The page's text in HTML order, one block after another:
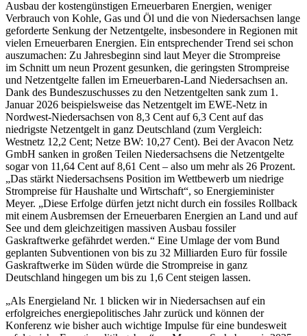
Ausbau der kostengünstigen Erneuerbaren Energien, weniger
Verbrauch von Kohle, Gas und Öl und die von Niedersachsen lange
geforderte Senkung der Netzentgelte, insbesondere in Regionen mit
vielen Erneuerbaren Energien. Ein entsprechender Trend sei schon
auszumachen: Zu Jahresbeginn sind laut Meyer die Strompreise
im Schnitt um neun Prozent gesunken, die geringsten Strompreise
und Netzentgelte fallen im Erneuerbaren-Land Niedersachsen an.
Dank des Bundeszuschusses zu den Netzentgelten sank zum 1.
Januar 2026 beispielsweise das Netzentgelt im EWE-Netz in
Nordwest-Niedersachsen von 8,3 Cent auf 6,3 Cent auf das
niedrigste Netzentgelt in ganz Deutschland (zum Vergleich:
Westnetz 12,2 Cent; Netze BW: 10,27 Cent). Bei der Avacon Netz
GmbH sanken in großen Teilen Niedersachsens die Netzentgelte
sogar von 11,64 Cent auf 8,61 Cent – also um mehr als 26 Prozent.
„Das stärkt Niedersachsens Position im Wettbewerb um niedrige
Strompreise für Haushalte und Wirtschaft“, so Energieminister
Meyer. „Diese Erfolge dürfen jetzt nicht durch ein fossiles Rollback
mit einem Ausbremsen der Erneuerbaren Energien an Land und auf
See und dem gleichzeitigen massiven Ausbau fossiler
Gaskraftwerke gefährdet werden.“ Eine Umlage der vom Bund
geplanten Subventionen von bis zu 32 Milliarden Euro für fossile
Gaskraftwerke im Süden würde die Strompreise in ganz
Deutschland hingegen um bis zu 1,6 Cent steigen lassen.
„Als Energieland Nr. 1 blicken wir in Niedersachsen auf ein
erfolgreiches energiepolitisches Jahr zurück und können der
Konferenz wie bisher auch wichtige Impulse für eine bundesweit